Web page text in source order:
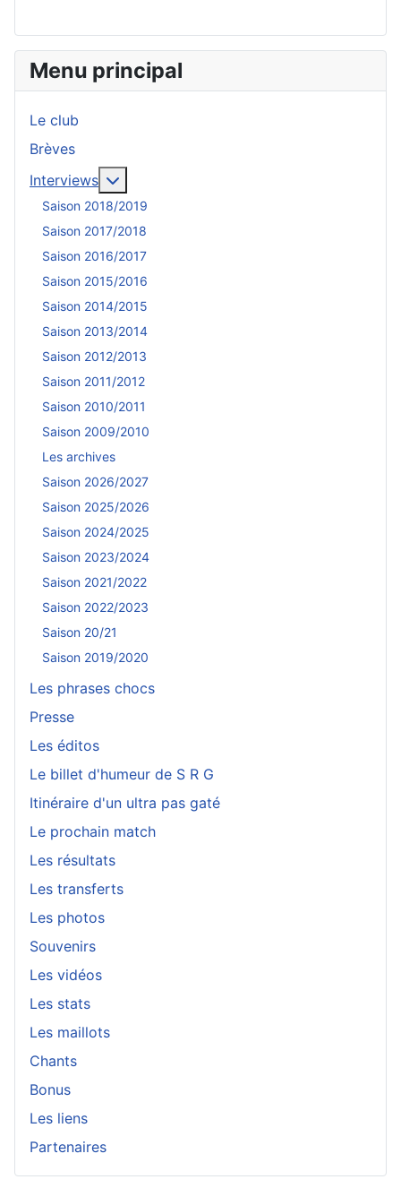
Menu principal
Le club
Brèves
Interviews
Saison 2018/2019
Saison 2017/2018
Saison 2016/2017
Saison 2015/2016
Saison 2014/2015
Saison 2013/2014
Saison 2012/2013
Saison 2011/2012
Saison 2010/2011
Saison 2009/2010
Les archives
Saison 2026/2027
Saison 2025/2026
Saison 2024/2025
Saison 2023/2024
Saison 2021/2022
Saison 2022/2023
Saison 20/21
Saison 2019/2020
Les phrases chocs
Presse
Les éditos
Le billet d'humeur de S R G
Itinéraire d'un ultra pas gaté
Le prochain match
Les résultats
Les transferts
Les photos
Souvenirs
Les vidéos
Les stats
Les maillots
Chants
Bonus
Les liens
Partenaires